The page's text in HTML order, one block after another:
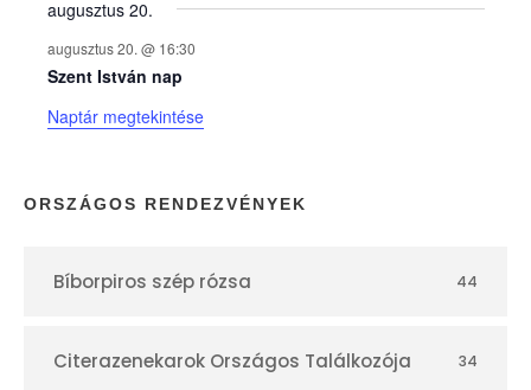
k
n
a
p
r
augusztus 20.
augusztus 20. @ 16:30
Szent István nap
Naptár megtekintése
ORSZÁGOS RENDEZVÉNYEK
Bíborpiros szép rózsa 44
Citerazenekarok Országos Találkozója 34